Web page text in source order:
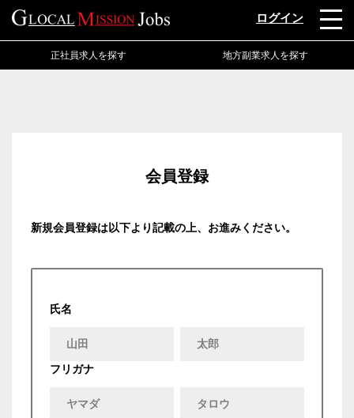
ログイン
正社員求人を探す 地方副業求人を探す
会員登録
新規会員登録は以下より記載の上、お進みください。
氏名
フリガナ